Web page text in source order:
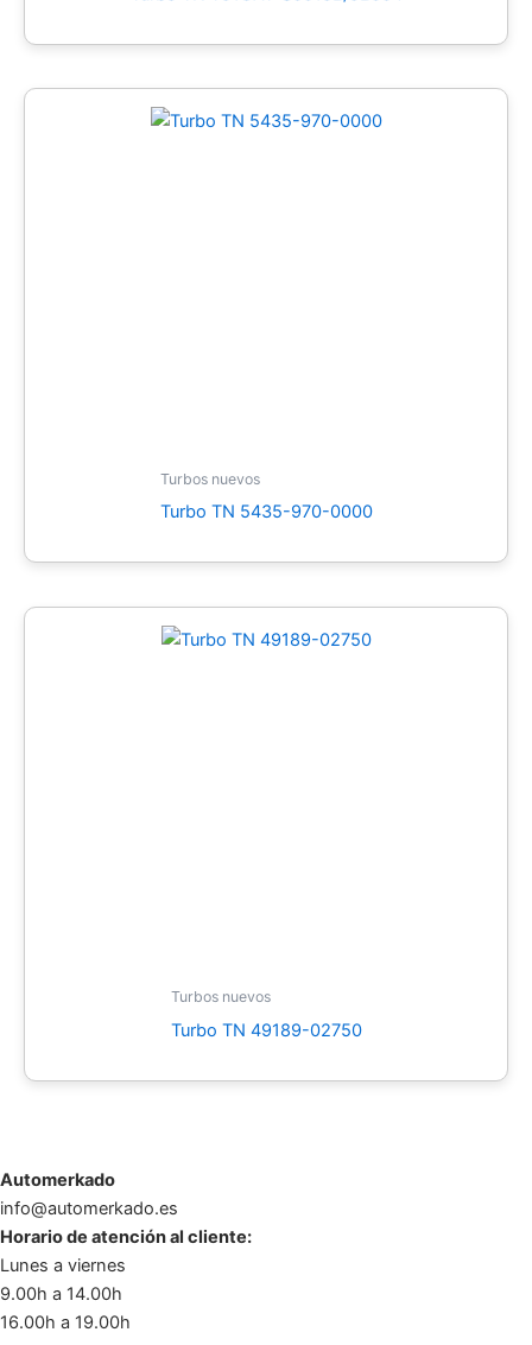
Turbos nuevos
Turbo TN 5435-970-0000
Turbos nuevos
Turbo TN 49189-02750
Automerkado
info@automerkado.es
Horario de atención al cliente:
Lunes a viernes
9.00h a 14.00h
16.00h a 19.00h